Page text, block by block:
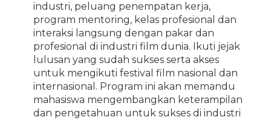
industri, peluang penempatan kerja,
program mentoring, kelas profesional dan
interaksi langsung dengan pakar dan
profesional di industri film dunia. Ikuti jejak
lulusan yang sudah sukses serta akses
untuk mengikuti festival film nasional dan
internasional. Program ini akan memandu
mahasiswa mengembangkan keterampilan
dan pengetahuan untuk sukses di industri